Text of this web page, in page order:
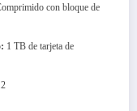
con bloque de
1 TB de tarjeta de